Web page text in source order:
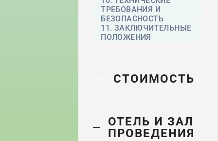
ТРЕБОВАНИЯ И
БЕЗОПАСНОСТЬ
11. ЗАКЛЮЧИТЕЛЬНЫЕ
ПОЛОЖЕНИЯ
СТОИМОСТЬ
ОТЕЛЬ И ЗАЛ
ПРОВЕДЕНИЯ